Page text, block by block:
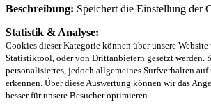
Beschreibung: Speichert die Einstellung der
Statistik & Analyse:
Cookies dieser Kategorie können über unsere
Statistiktool, oder von Drittanbietern gesetzt werden.
personalisiertes, jedoch allgemeines Surfverhalten auf
erkennen. Über diese Auswertung können wir das
besser für unsere Besucher optimieren.